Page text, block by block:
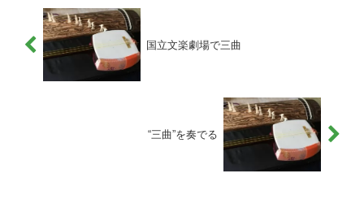
国立文楽劇場で三曲
“三曲”を奏でる